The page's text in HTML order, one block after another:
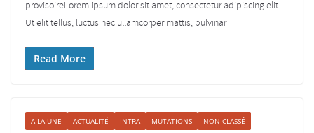
provisoireLorem ipsum dolor sit amet, consectetur adipiscing elit.
Ut elit tellus, luctus nec ullamcorper mattis, pulvinar
Read More
A LA UNE ACTUALITÉ INTRA MUTATIONS NON CLASSÉ